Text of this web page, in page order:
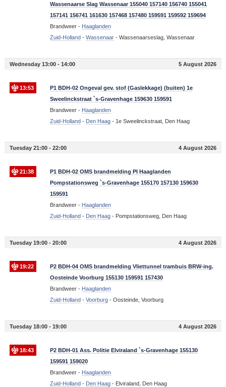
Wassenaarse Slag Wassenaar 155040 157140 156740 155041
157141 156741 161630 157468 157480 159591 159592 159694
Brandweer - Haaglanden
Zuid-Holland- Wassenaar- Wassenaarseslag, Wassenaar
Wednesday 13:00 - 14:00 5 August 2026
13:53
P1 BDH-02 Ongeval gev. stof (Gaslekkage) (buiten) 1e
Sweelinckstraat `s-Gravenhage 159630 159591
Brandweer - Haaglanden
Zuid-Holland- Den Haag- 1e Sweelinckstraat, Den Haag
Tuesday 21:00 - 22:00 4 August 2026
21:38
P1 BDH-02 OMS brandmelding PI Haaglanden
Pompstationsweg `s-Gravenhage 155170 157130 159630
159591
Brandweer - Haaglanden
Zuid-Holland- Den Haag- Pompstationsweg, Den Haag
Tuesday 19:00 - 20:00 4 August 2026
19:22
P2 BDH-04 OMS brandmelding Vliettunnel trambuis BRW-ing.
Oosteinde Voorburg 155130 159591 157430
Brandweer - Haaglanden
Zuid-Holland- Voorburg- Oosteinde, Voorburg
Tuesday 18:00 - 19:00 4 August 2026
18:43
P2 BDH-01 Ass. Politie Elviraland `s-Gravenhage 155130
159591 159020
Brandweer - Haaglanden
Zuid-Holland- Den Haag- Elviraland, Den Haag